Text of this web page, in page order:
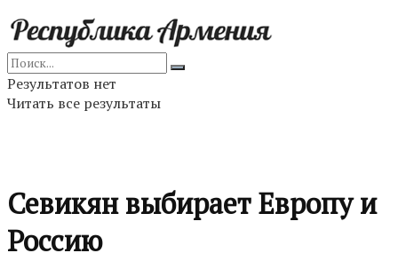
Результатов нет
Читать все результаты
Севикян выбирает Европу и
Россию